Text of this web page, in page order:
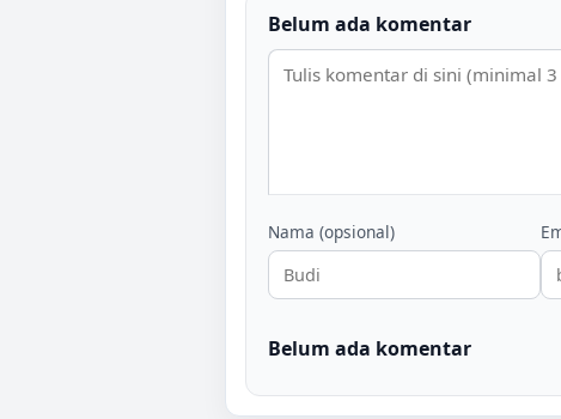
Belum ada komentar
Nama (opsional)
Belum ada komentar